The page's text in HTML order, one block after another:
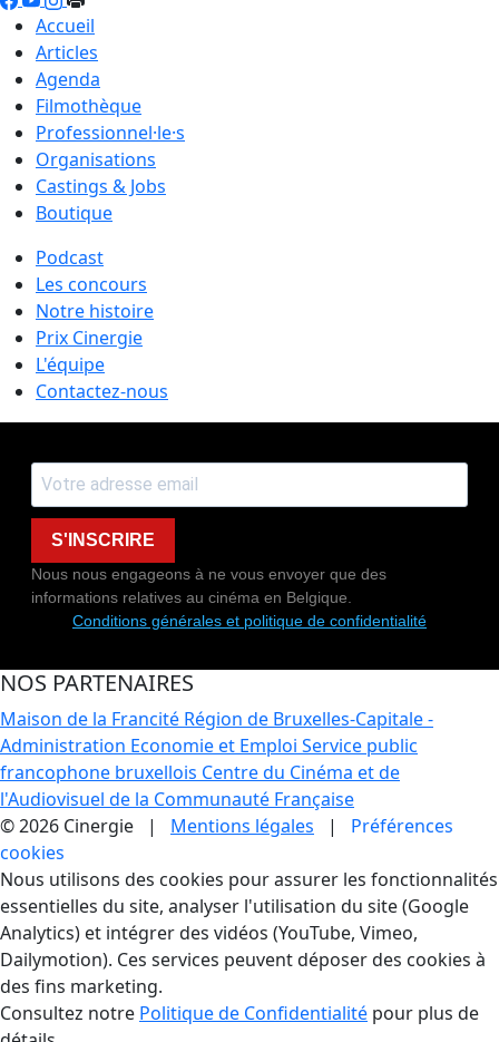
Accueil
Articles
Agenda
Filmothèque
Professionnel·le·s
Organisations
Castings & Jobs
Boutique
Podcast
Les concours
Notre histoire
Prix Cinergie
L'équipe
Contactez-nous
S'INSCRIRE
Nous nous engageons à ne vous envoyer que des
informations relatives au cinéma en Belgique.
Conditions générales et politique de confidentialité
NOS PARTENAIRES
Maison de la Francité Région de Bruxelles-Capitale -
Administration Economie et Emploi Service public
francophone bruxellois Centre du Cinéma et de
l'Audiovisuel de la Communauté Française
© 2026 Cinergie | Mentions légales | Préférences
cookies
Gestion des Cookies
Nous utilisons des cookies pour assurer les fonctionnalités
essentielles du site, analyser l'utilisation du site (Google
Analytics) et intégrer des vidéos (YouTube, Vimeo,
Dailymotion). Ces services peuvent déposer des cookies à
des fins marketing.
Consultez notre Politique de Confidentialité pour plus de